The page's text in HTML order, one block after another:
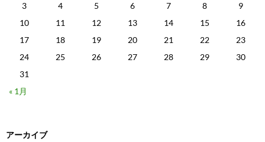
3
4 5 6 7 8
9
10
11 12 13 14 15
16
17
18 19 20 21 22
23
24
25 26 27 28 29
30
31
« 1月
アーカイブ